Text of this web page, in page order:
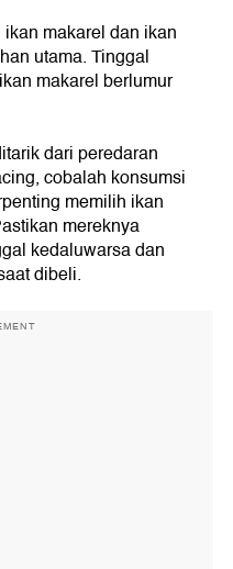
makarel dan ikan
utama. Tinggal
makarel berlumur
dari peredaran
cobalah konsumsi
memilih ikan
mereknya
kedaluwarsa dan
dibeli.